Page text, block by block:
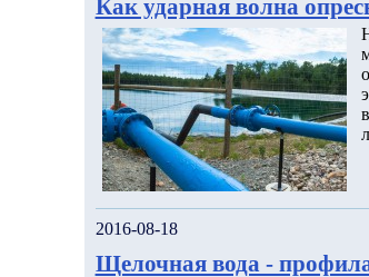
Как ударная волна
2016-08-18
Щелочная вода -